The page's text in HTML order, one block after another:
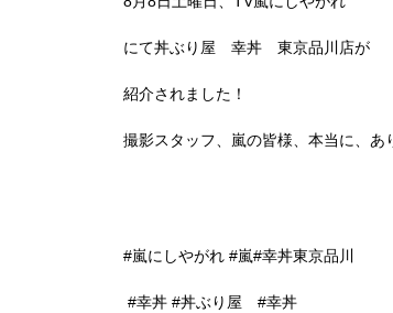
‪にて丼ぶり屋 幸丼 東京品川店が‬
‪紹介されました！‬
撮影スタッフ、嵐の皆様、本当に、あ
‪#嵐にしやがれ #嵐#幸丼東京品川‬
‪ #幸丼 #丼ぶり屋 #幸丼‬